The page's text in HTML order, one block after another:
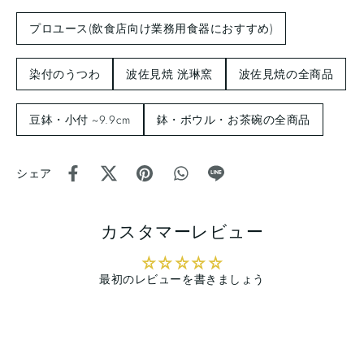
プロユース(飲食店向け業務用食器におすすめ)
染付のうつわ 波佐見焼 洸琳窯 波佐見焼の全商品
豆鉢・小付 ~9.9cm 鉢・ボウル・お茶碗の全商品
シェア
カスタマーレビュー
最初のレビューを書きましょう